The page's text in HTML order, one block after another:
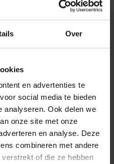
Over
en advertenties te
social media te bieden
analyseren. Ook delen we
onze site met onze
en analyse. Deze
combineren met andere
of die ze hebben
EMMT-AS-150-
R2M